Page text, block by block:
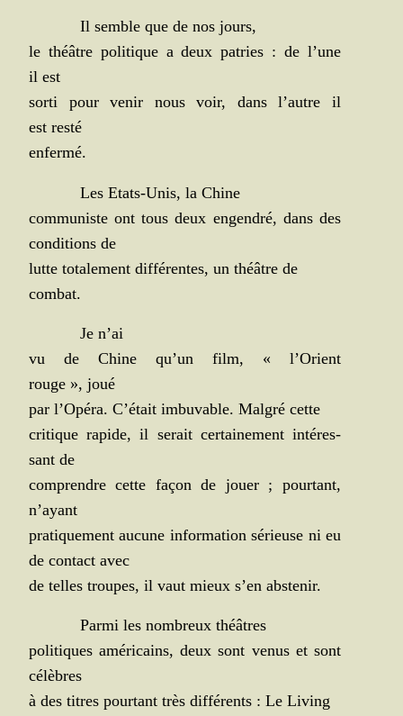
Il semble que de nos jours,
le théâtre poli­tique a deux patries : de l’une
il est
sor­ti pour venir nous voir, dans l’autre il
est resté
enfermé.
Les Etats-Unis, la Chine
com­mu­niste ont tous deux engen­dré, dans des
condi­tions de
lutte tota­le­ment dif­fé­rentes, un théâtre de
combat.
Je n’ai
vu de Chine qu’un film, « l’Orient
rouge », joué
par l’Opéra. C’était imbu­vable. Mal­gré cette
cri­tique rapide, il serait cer­tai­ne­ment inté­res­
sant de
com­prendre cette façon de jouer ; pour­tant,
n’ayant
pra­ti­que­ment aucune infor­ma­tion sérieuse ni eu
de contact avec
de telles troupes, il vaut mieux s’en abstenir.
Par­mi les nom­breux théâtres
poli­tiques amé­ri­cains, deux sont venus et sont
célèbres
à des titres pour­tant très dif­fé­rents : Le Living